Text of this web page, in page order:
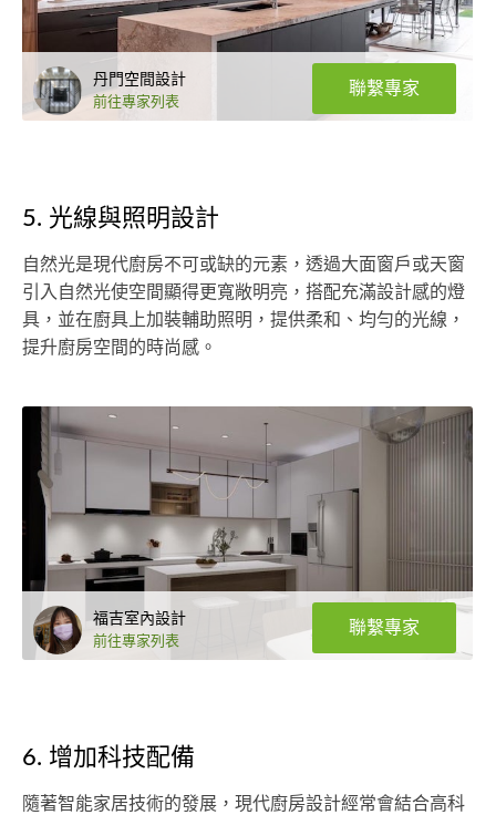
丹門空間設計
前往專家列表
聯繫專家
5. 光線與照明設計
自然光是現代廚房不可或缺的元素，透過大面窗戶或天窗
引入自然光使空間顯得更寬敞明亮，搭配充滿設計感的燈
具，並在廚具上加裝輔助照明，提供柔和、均勻的光線，
提升廚房空間的時尚感。
福吉室內設計
前往專家列表
聯繫專家
6. 增加科技配備
隨著智能家居技術的發展，現代廚房設計經常會結合高科